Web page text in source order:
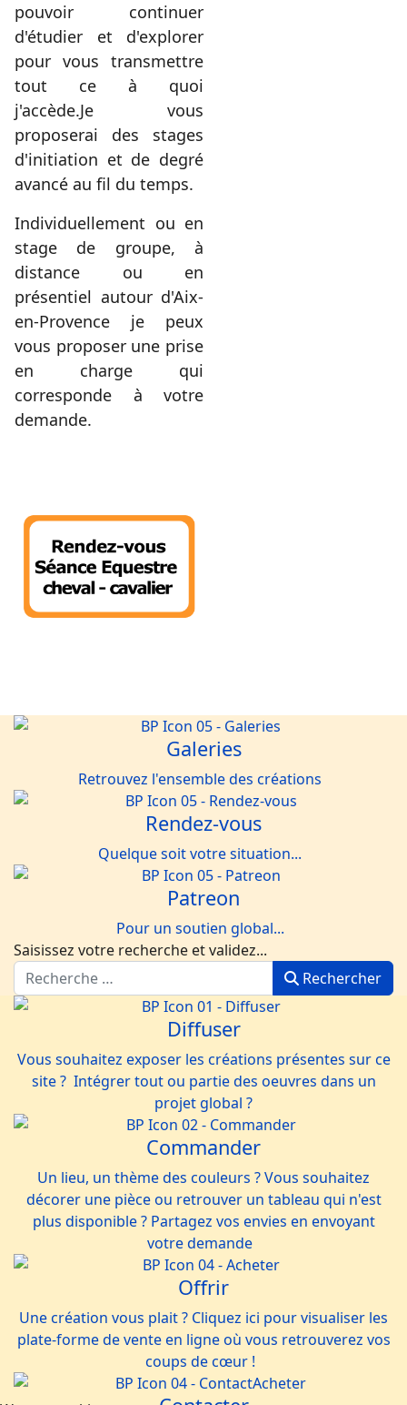
pouvoir continuer
d'étudier et d'explorer
pour vous transmettre
tout ce à quoi
j'accède.Je vous
proposerai des stages
d'initiation et de degré
avancé au fil du temps.
Individuellement ou en
stage de groupe, à
distance ou en
présentiel autour d'Aix-
en-Provence je peux
vous proposer une prise
en charge qui
corresponde à votre
demande.
Galeries
Retrouvez l'ensemble des créations
Rendez-vous
Quelque soit votre situation...
Patreon
Pour un soutien global...
Saisissez votre recherche et validez...
Rechercher
Diffuser
Vous souhaitez exposer les créations présentes sur ce
site ? Intégrer tout ou partie des oeuvres dans un
projet global ?
Commander
Un lieu, un thème des couleurs ? Vous souhaitez
décorer une pièce ou retrouver un tableau qui n'est
plus disponible ? Partagez vos envies en envoyant
votre demande
Offrir
Une création vous plait ? Cliquez ici pour visualiser les
plate-forme de vente en ligne où vous retrouverez vos
coups de cœur !